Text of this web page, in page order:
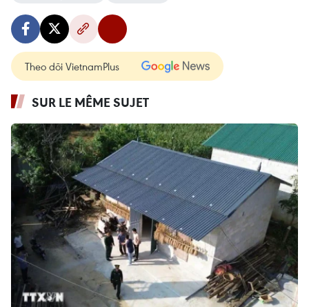
Theo dõi VietnamPlus
SUR LE MÊME SUJET